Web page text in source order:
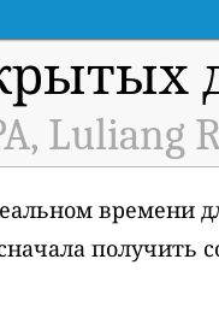
Luliang
времени
получить